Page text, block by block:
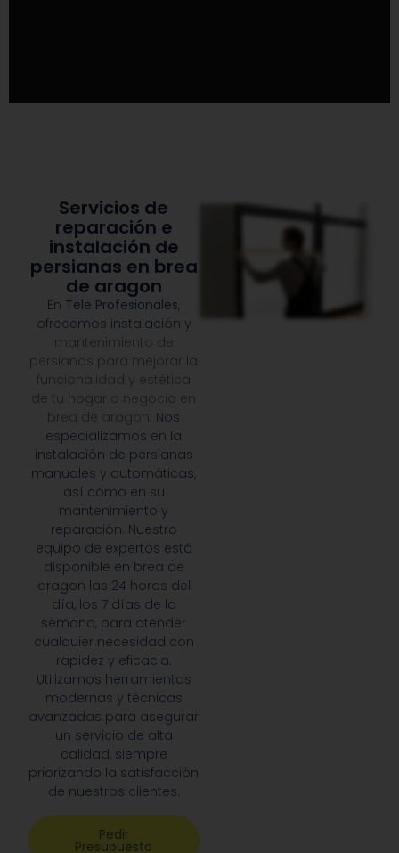
Servicios de
reparación e
instalación de
persianas en brea
de aragon
En Tele Profesionales,
ofrecemos instalación y
mantenimiento de
persianas para mejorar la
funcionalidad y estética
de tu hogar o negocio en
brea de aragon. Nos
especializamos en la
instalación de persianas
manuales y automáticas,
así como en su
mantenimiento y
reparación. Nuestro
equipo de expertos está
disponible en brea de
aragon las 24 horas del
día, los 7 días de la
semana, para atender
cualquier necesidad con
rapidez y eficacia.
Utilizamos herramientas
modernas y técnicas
avanzadas para asegurar
un servicio de alta
calidad, siempre
priorizando la satisfacción
de nuestros clientes.
Pedir
Presupuesto